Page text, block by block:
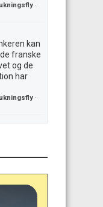
·
kan
franske
og de
har
·